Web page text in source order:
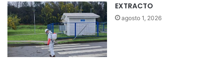
EXTRACTO
agosto 1, 2026